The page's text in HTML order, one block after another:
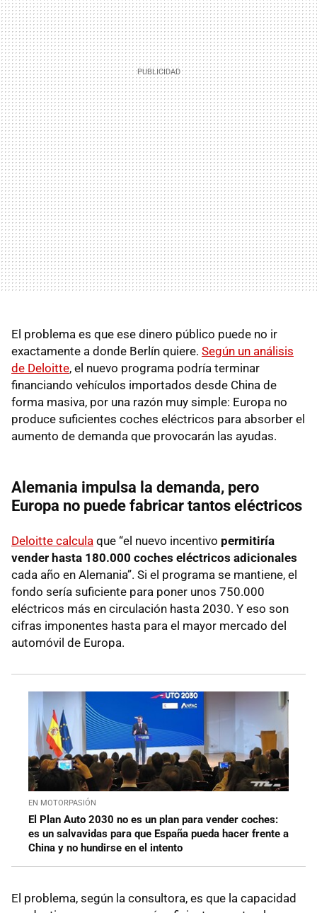
El problema es que ese dinero público puede no ir
exactamente a donde Berlín quiere. Según un análisis
de Deloitte, el nuevo programa podría terminar
financiando vehículos importados desde China de
forma masiva, por una razón muy simple: Europa no
produce suficientes coches eléctricos para absorber el
aumento de demanda que provocarán las ayudas.
Alemania impulsa la demanda, pero
Europa no puede fabricar tantos eléctricos
Deloitte calcula que “el nuevo incentivo permitiría
vender hasta 180.000 coches eléctricos adicionales
cada año en Alemania”. Si el programa se mantiene, el
fondo sería suficiente para poner unos 750.000
eléctricos más en circulación hasta 2030. Y eso son
cifras imponentes hasta para el mayor mercado del
automóvil de Europa.
EN MOTORPASIÓN
El Plan Auto 2030 no es un plan para vender coches:
es un salvavidas para que España pueda hacer frente a
China y no hundirse en el intento
El problema, según la consultora, es que la capacidad